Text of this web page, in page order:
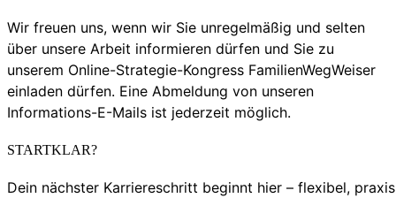
Wir freuen uns, wenn wir Sie unregelmäßig und selten
über unsere Arbeit informieren dürfen und Sie zu
unserem Online-Strategie-Kongress FamilienWegWeiser
einladen dürfen. Eine Abmeldung von unseren
Informations-E-Mails ist jederzeit möglich.
STARTKLAR?
Dein nächster Karriereschritt beginnt hier – flexibel,